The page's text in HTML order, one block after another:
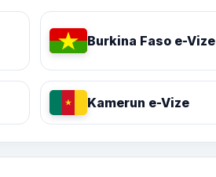
Burkina Faso e-Vize
Kamerun e-Vize